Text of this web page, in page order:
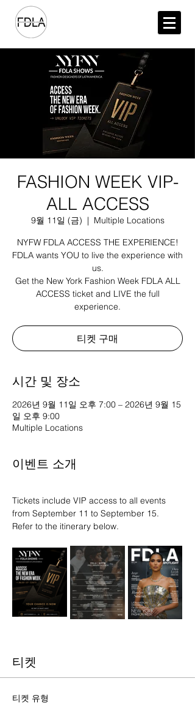
FASHION WEEK VIP-
ALL ACCESS
9월 11일 (금)
  |
Multiple Locations
NYFW FDLA ACCESS THE EXPERIENCE!
FDLA wants YOU to live the experience with
us.
Get the New York Fashion Week FDLA ALL
ACCESS ticket and LIVE the full
experience.
티켓 구매
시간 및 장소
2026년 9월 11일 오후 7:00 – 2026년 9월 15
일 오후 9:00
Multiple Locations
이벤트 소개
Tickets include VIP access to all events
from September 11 to September 15.
Refer to the itinerary below.
티켓
티켓 유형